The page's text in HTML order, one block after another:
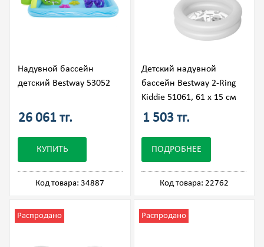
Надувной бассейн
детский Bestway 53052
26 061 тг.
КУПИТЬ
Код товара: 34887
Детский надувной
бассейн Bestway 2-Ring
Kiddie 51061, 61 х 15 см
1 503 тг.
ПОДРОБНЕЕ
Код товара: 22762
Распродано Распродано